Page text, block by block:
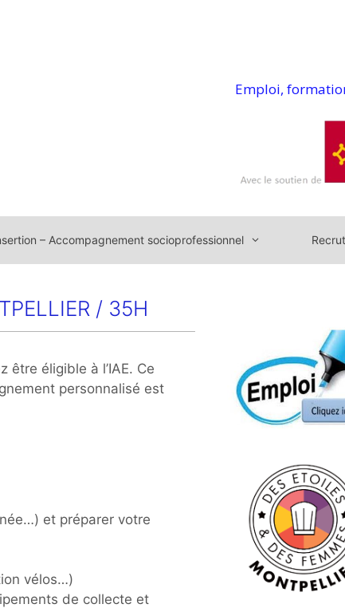
Emploi,
– Accompagnement socioprofessionnel
/ 35H
être éligible à l’IAE. Ce
personnalisé est
et préparer votre
vélos…)
de collecte et